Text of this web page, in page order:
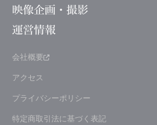
映像企画・撮影
運営情報
会社概要
アクセス
プライバシーポリシー
特定商取引法に基づく表記